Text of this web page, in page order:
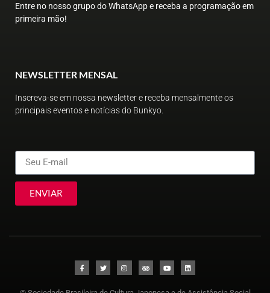
Entre no nosso grupo do WhatsApp e receba a programação em
primeira mão!
NEWSLETTER MENSAL
Inscreva-se em nossa newsletter e receba mensalmente os
principais eventos e notícias do Bunkyo.
ENVIAR